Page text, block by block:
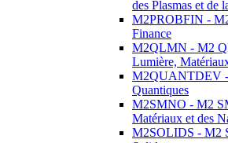
des Plasmas et de
M2PROBFIN -
Finance
M2QLMN - M2
Lumière,
M2QUANTDEV
Quantiques
M2SMNO - M2
Matériaux et des
M2SOLIDS - M2